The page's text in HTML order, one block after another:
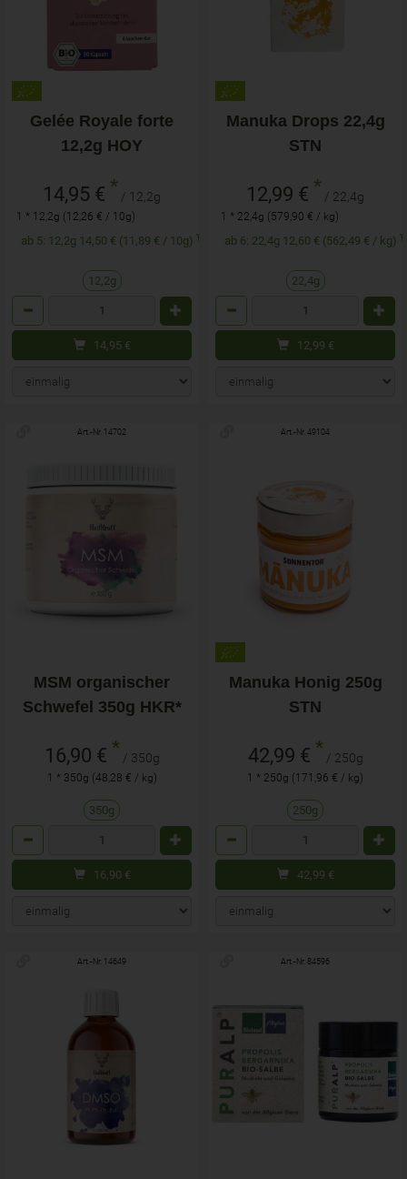
Gelée Royale forte
12,2g HOY
14,95 € * / 12,2g
1 * 12,2g (12,26 € / 10g)
ab 5: 12,2g 14,50 € (11,89 € / 10g)
12,2g
14,95 €
Manuka Drops 22,4g
STN
12,99 € * / 22,4g
1 * 22,4g (579,90 € / kg)
ab 6: 22,4g 12,60 € (562,49 € / kg)
22,4g
12,99 €
Art.-Nr. 14702
MSM organischer
Schwefel 350g HKR*
16,90 € * / 350g
1 * 350g (48,28 € / kg)
350g
16,90 €
Art.-Nr. 49104
Manuka Honig 250g
STN
42,99 € * / 250g
1 * 250g (171,96 € / kg)
250g
42,99 €
Art.-Nr. 14649 Art.-Nr. 84596